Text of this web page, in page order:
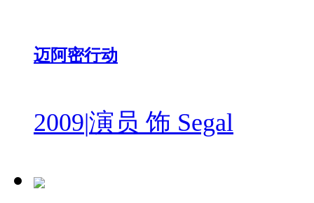
迈阿密行动
2009|演员 饰 Segal